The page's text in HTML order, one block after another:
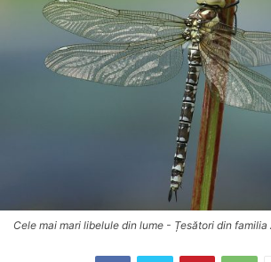
Cele mai mari libelule din lume - Țesători din familia